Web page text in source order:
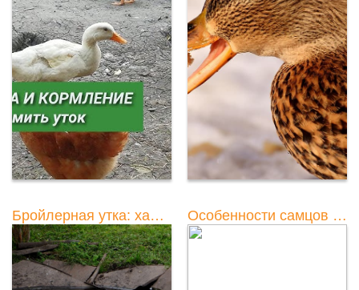
Бройлерная утка: характеристики, уход и содержание Особенности самцов и самок уток